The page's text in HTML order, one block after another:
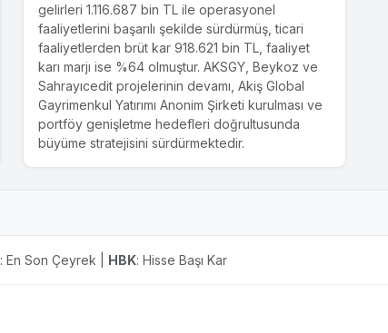
gelirleri 1.116.687 bin TL ile operasyonel
faaliyetlerini başarılı şekilde sürdürmüş, ticari
faaliyetlerden brüt kar 918.621 bin TL, faaliyet
karı marjı ise %64 olmuştur. AKSGY, Beykoz ve
Sahrayıcedit projelerinin devamı, Akiş Global
Gayrimenkul Yatırımı Anonim Şirketi kurulması ve
portföy genişletme hedefleri doğrultusunda
büyüme stratejisini sürdürmektedir.
: En Son Çeyrek | HBK: Hisse Başı Kar